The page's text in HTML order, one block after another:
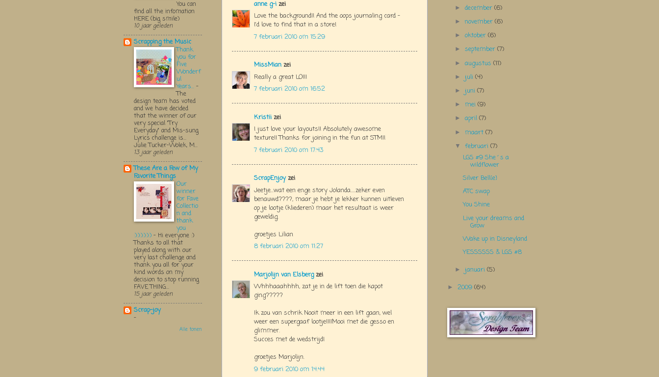
anne g-i zei
Love the background!! And the oops journaling card -
I'd love to find that in a store!
7 februari 2010 om 15:29
MissMian zei
Really a great LO!!!
7 februari 2010 om 16:52
Kristii zei
I just love your layouts!! Absolutely awesome
texture!! Thanks for joining in the fun at STM!!
7 februari 2010 om 17:43
ScrapEnjoyzei
Jeetje...wat een enge story Jolanda.....zeker even
benauwd????, maar je hebt je lekker kunnen uitleven
op je lootje (kliederen) maar het resultaat is weer
geweldig.
groetjes Lilian
8 februari 2010 om 11:27
Marjolijn van Elsbergzei
Whhhaaahhhh, zat je in de lift toen die kapot
ging?????
Ik zou van schrik Nooit meer in een lift gaan, wel
weer een supergaaf lootje!!!!Mooi met die gesso en
glimmer.
Succes met de wedstrijd!
groetjes Marjolijn.
9 februari 2010 om 14:44
You can
find all the infomation
HERE (big smile)
10 jaar geleden
Scrapping the Music
Thank
you for
Five
Wonderf
ul
Years... -
The
design team has voted
and we have decided
that the winner of our
very special "Try
Everyday" and Mis-sung
Lyrics challenge is...
Julie Tucker-Wolek, M...
13 jaar geleden
These Are a Few of My
Favorite Things
Our
winner
for Fave
Collectio
n and
thank
you
:):):):):):) - Hi everyone :)
Thanks to all that
played along with our
very last challenge and
thank you all for your
kind words on my
decision to stop running
FAVE THING...
15 jaar geleden
Scrap-joy
-
Alle tonen
►december(6)
►november(6)
►oktober(6)
►september(7)
►augustus(11)
► juli(4)
► juni(7)
► mei(9)
►april(7)
► maart(7)
▼februari(7)
LGS #9 She´s a
wildflower
Silver Bell{e}
ATC swap
You Shine
Live your dreams and
Grow
Wake up in Disneyland
YESSSSSS & LGS #8
► januari(5)
► 2009 (64)